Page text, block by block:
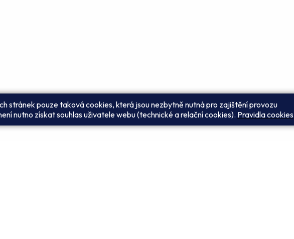
stránek pouze taková cookies, která jsou nezbytně nutná pro zajištění provozu
nutno získat souhlas uživatele webu (technické a relační cookies). Pravidla cookies